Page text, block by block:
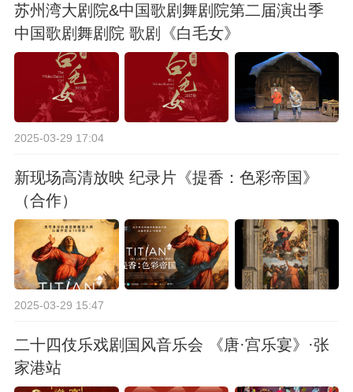
苏州湾大剧院&中国歌剧舞剧院第二届演出季
中国歌剧舞剧院 歌剧《白毛女》
2025-03-29 17:04
新现场高清放映 纪录片《提香：色彩帝国》
（合作）
2025-03-29 15:47
二十四伎乐戏剧国风音乐会 《唐·宫乐宴》·张
家港站